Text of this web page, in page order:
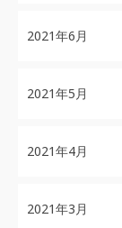
2021年6月
2021年5月
2021年4月
2021年3月